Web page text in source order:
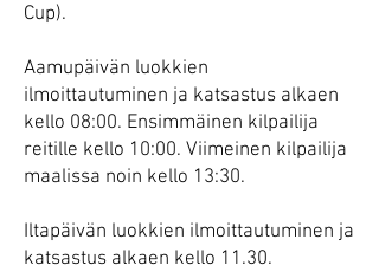
Cup).
Aamupäivän luokkien
ilmoittautuminen ja katsastus alkaen
kello 08:00. Ensimmäinen kilpailija
reitille kello 10:00. Viimeinen kilpailija
maalissa noin kello 13:30.
Iltapäivän luokkien ilmoittautuminen ja
katsastus alkaen kello 11.30.